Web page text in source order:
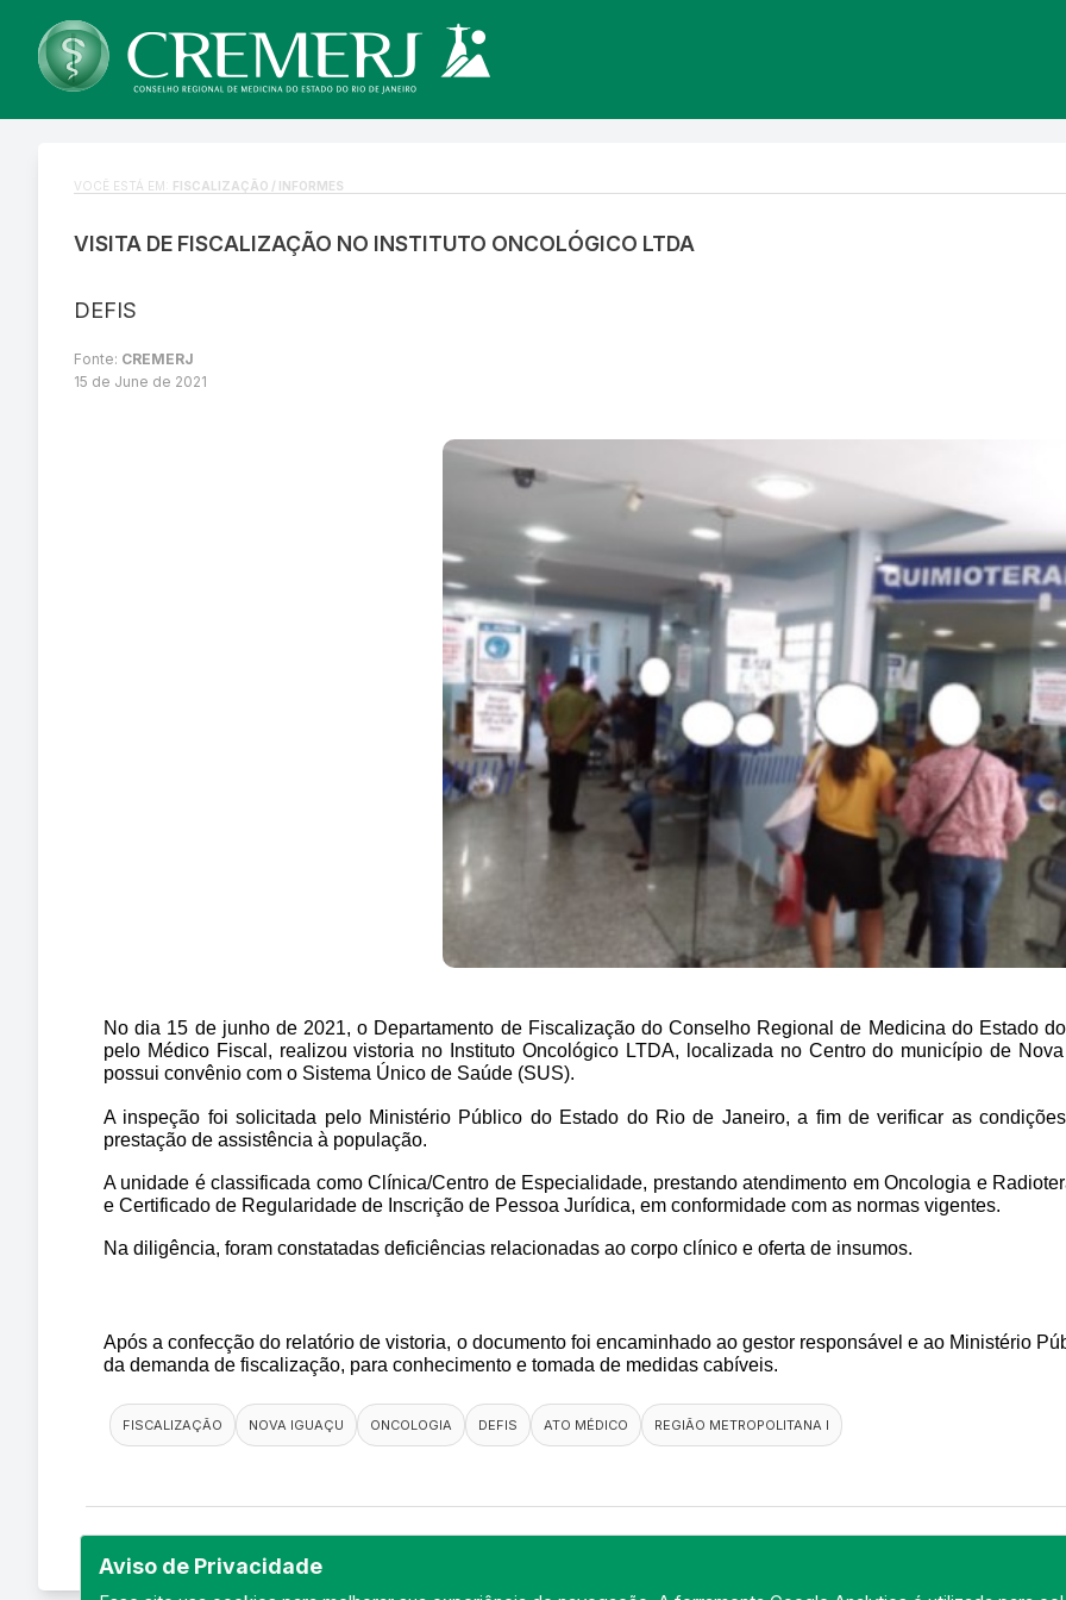
Aviso de Privacidade
VOCÊ ESTÁ EM: FISCALIZAÇÃO / INFORMES
VISITA DE FISCALIZAÇÃO NO INSTITUTO ONCOLÓGICO LTDA
DEFIS
Fonte: CREMERJ
15 de June de 2021
No dia 15 de junho de 2021, o Departamento de Fiscalização do Conselho Regional de Medicina do Estado
pelo Médico Fiscal, realizou vistoria no Instituto Oncológico LTDA, localizada no Centro do município de
possui convênio com o Sistema Único de Saúde (SUS).
A inspeção foi solicitada pelo Ministério Público do Estado do Rio de Janeiro, a fim de verificar as
prestação de assistência à população.
A unidade é classificada como Clínica/Centro de Especialidade, prestando atendimento em Oncologia e
e Certificado de Regularidade de Inscrição de Pessoa Jurídica, em conformidade com as normas vigentes.
Na diligência, foram constatadas deficiências relacionadas ao corpo clínico e oferta de insumos.
Após a confecção do relatório de vistoria, o documento foi encaminhado ao gestor responsável e ao Ministério
da demanda de fiscalização, para conhecimento e tomada de medidas cabíveis.
FISCALIZAÇÃO NOVA IGUAÇU ONCOLOGIA DEFIS ATO MÉDICO REGIÃO METROPOLITANA I